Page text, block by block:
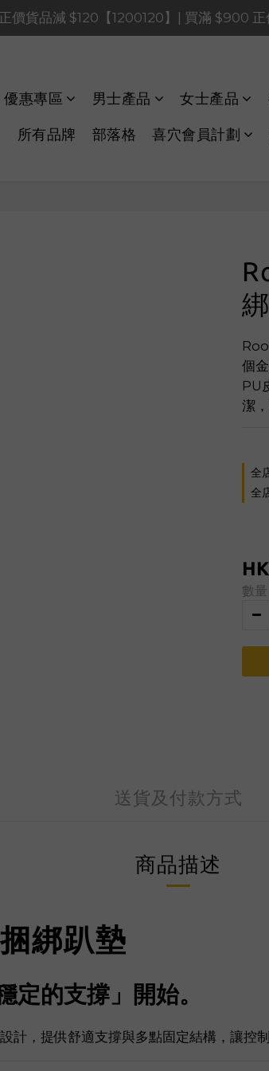
價貨品減 $120【1200120】| 買滿 $900
價貨品減 $120【1200120】| 買滿 $900
正價貨品減 $40【60040】| 買滿 $400 正
Payments FPS將於 2026 年 8 月 9
價貨品減 $120【1200120】| 買滿 $900
優惠專區 男士產品 女士產品
所有品牌 部落格 喜穴會員計劃
個
PU
潔
全
全
數量
送貨及付款方式
商品描述
綁趴墊
的支撐」開始。
，提供舒適支撐與多點固定結構，讓控制